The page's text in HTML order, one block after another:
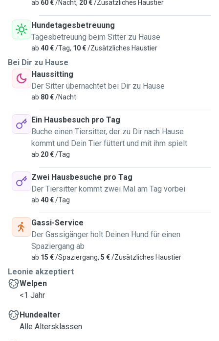
ab 60 €/Nacht, 20 €/Zusätzliches Haustier
Hundetagesbetreuung
Tagesbetreuung beim Sitter zu Hause
ab 40 €/Tag, 10 €/Zusätzliches Haustier
Bei Dir zu Hause
Haussitting
Der Sitter übernachtet bei Dir zu Hause
ab 80 €/Nacht
Ein Hausbesuch pro Tag
Buche einen Tiersitter, der zu Dir nach Hause
kommt und Dein Tier füttert und mit ihm spielt
ab 20 €/Tag
Zwei Hausbesuche pro Tag
Der Tiersitter kommt zwei Mal am Tag vorbei
ab 40 €/Tag
Gassi-Service
Der Gassigänger holt Deinen Hund für einen
Spaziergang ab
ab 15 €/Spaziergang, 5 €/Zusätzliches Haustier
Leonie akzeptiert
Welpen
<1 Jahr
Hundealter
Alle Altersklassen